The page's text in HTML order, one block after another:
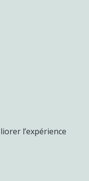
l’expérience